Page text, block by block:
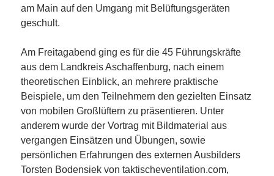
am Main auf den Umgang mit Belüftungsgeräten
geschult.
Am Freitagabend ging es für die 45 Führungskräfte
aus dem Landkreis Aschaffenburg, nach einem
theoretischen Einblick, an mehrere praktische
Beispiele, um den Teilnehmern den gezielten Einsatz
von mobilen Großlüftern zu präsentieren. Unter
anderem wurde der Vortrag mit Bildmaterial aus
vergangen Einsätzen und Übungen, sowie
persönlichen Erfahrungen des externen Ausbilders
Torsten Bodensiek von taktischeventilation.com,